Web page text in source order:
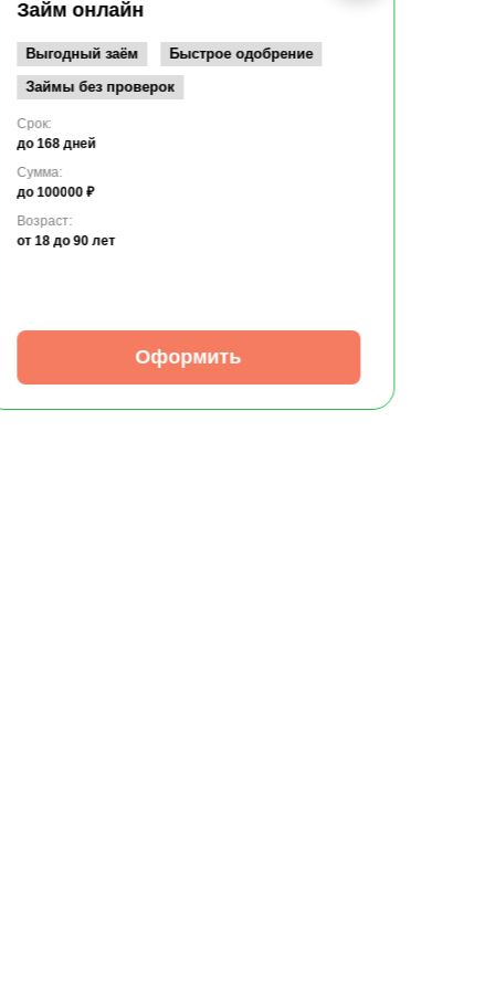
Займ онлайн
Выгодный заём
Быстрое одобрение
Займы без проверок
Срок:
до 168 дней
Сумма:
до 100000 ₽
Возраст:
от 18 до 90 лет
Оформить